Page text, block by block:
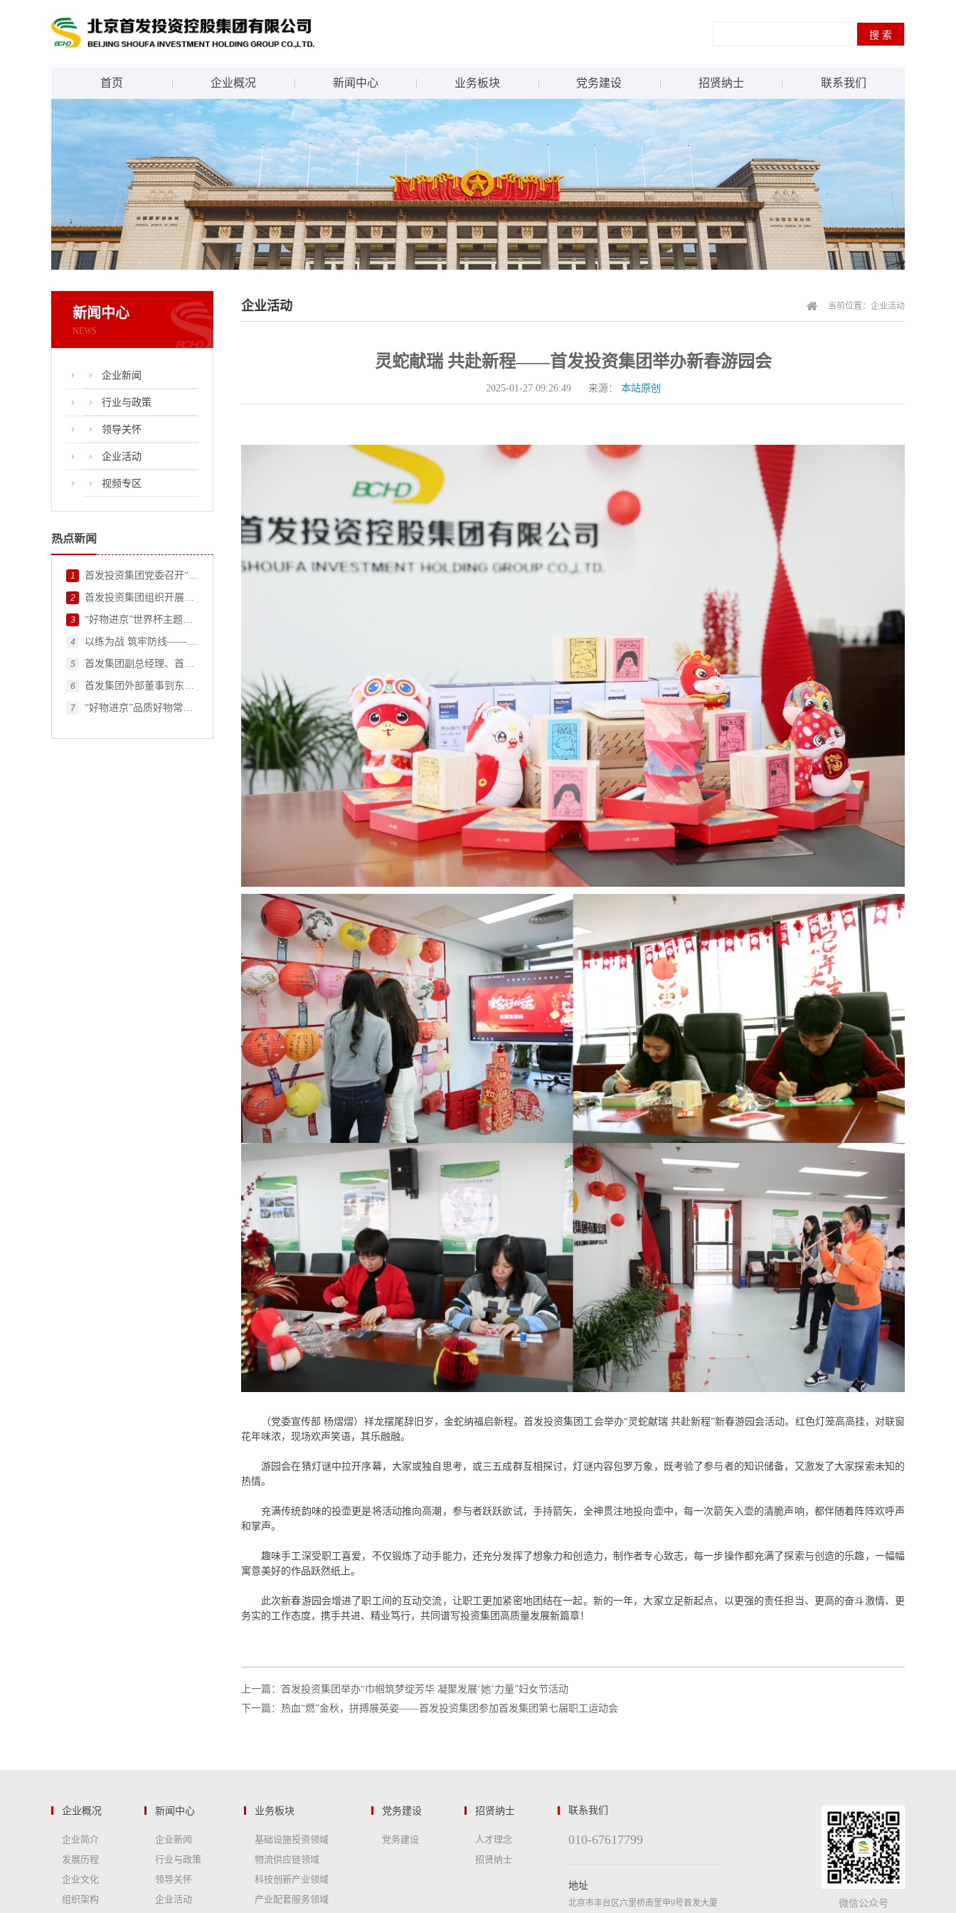
首页 企业概况 新闻中心 业务板块 党务建设 招贤纳士 联系我们
新闻中心
NEWS
企业新闻
行业与政策
领导关怀
企业活动
视频专区
热点新闻
1 首发投资集团党委召开“两优一先”表彰大会
2 首发投资集团组织开展2026年度外部董事调研
3 “好物进京”世界杯主题活动火热进行！
4 以练为战 筑牢防线——首发投资集团开展2026年度防汛应急演练
5 首发集团副总经理、首发投资集团党委书记、董事长杨立带队到千方集团交流座谈
6 首发集团外部董事到东南智慧物流港项目调研指导
7 “好物进京”品质好物常驻首发大厦！
企业活动 当前位置： 企业活动
灵蛇献瑞 共赴新程——首发投资集团举办新春游园会
2025-01-27 09:26:49 来源： 本站原创
（党委宣传部 杨熠熠）祥龙摆尾辞旧岁，金蛇纳福启新程。首发投资集团工会举办“灵蛇献瑞 共赴新程”新春游园会活动。红色灯笼高高挂，对联窗
花年味浓，现场欢声笑语，其乐融融。
游园会在猜灯谜中拉开序幕，大家或独自思考，或三五成群互相探讨，灯谜内容包罗万象，既考验了参与者的知识储备，又激发了大家探索未知的
热情。
充满传统韵味的投壶更是将活动推向高潮，参与者跃跃欲试，手持箭矢，全神贯注地投向壶中，每一次箭矢入壶的清脆声响，都伴随着阵阵欢呼声
和掌声。
趣味手工深受职工喜爱，不仅锻炼了动手能力，还充分发挥了想象力和创造力，制作者专心致志，每一步操作都充满了探索与创造的乐趣，一幅幅
寓意美好的作品跃然纸上。
此次新春游园会增进了职工间的互动交流，让职工更加紧密地团结在一起。新的一年，大家立足新起点，以更强的责任担当、更高的奋斗激情、更
务实的工作态度，携手共进、精业笃行，共同谱写投资集团高质量发展新篇章！
上一篇：首发投资集团举办“巾帼筑梦绽芳华 凝聚发展‘她’力量”妇女节活动
下一篇：热血“燃”金秋，拼搏展英姿——首发投资集团参加首发集团第七届职工运动会
企业概况
企业简介
发展历程
企业文化
组织架构
新闻中心
企业新闻
行业与政策
领导关怀
企业活动
业务板块
基础设施投资领域
物流供应链领域
科技创新产业领域
产业配套服务领域
党务建设
党务建设
招贤纳士
人才理念
招贤纳士
联系我们
010-67617799
地址
北京市丰台区六里桥南里甲9号首发大厦 微信公众号